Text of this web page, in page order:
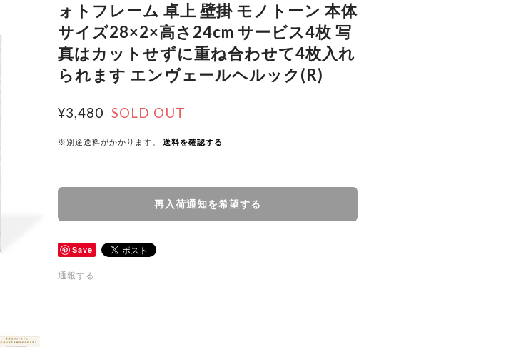
ォトフレーム 卓上 壁掛 モノトーン 本体
サイズ28×2×高さ24cm サービス4枚 写
真はカットせずに重ね合わせて4枚入れ
られます エンヴェールヘルック(R)
¥3,480 SOLD OUT
※別途送料がかかります。 送料を確認する
再入荷通知を希望する
Save
通報する